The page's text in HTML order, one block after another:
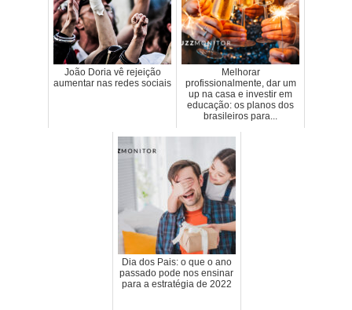
João Doria vê rejeição
aumentar nas redes sociais
Melhorar
profissionalmente, dar um
up na casa e investir em
educação: os planos dos
brasileiros para...
Dia dos Pais: o que o ano
passado pode nos ensinar
para a estratégia de 2022